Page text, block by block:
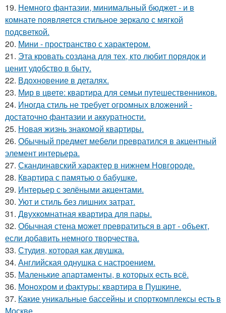
19. Немного фантазии, минимальный бюджет - и в
комнате появляется стильное зеркало с мягкой
подсветкой.
20. Мини - пространство с характером.
21. Эта кровать создана для тех, кто любит порядок и
ценит удобство в быту.
22. Вдохновение в деталях.
23. Мир в цвете: квартира для семьи путешественников.
24. Иногда стиль не требует огромных вложений -
достаточно фантазии и аккуратности.
25. Новая жизнь знакомой квартиры.
26. Обычный предмет мебели превратился в акцентный
элемент интерьера.
27. Скандинавский характер в нижнем Новгороде.
28. Квартира с памятью о бабушке.
29. Интерьер с зелёными акцентами.
30. Уют и стиль без лишних затрат.
31. Двухкомнатная квартира для пары.
32. Обычная стена может превратиться в арт - объект,
если добавить немного творчества.
33. Студия, которая как двушка.
34. Английская однушка с настроением.
35. Маленькие апартаменты, в которых есть всё.
36. Монохром и фактуры: квартира в Пушкине.
37. Какие уникальные бассейны и спорткомплексы есть в